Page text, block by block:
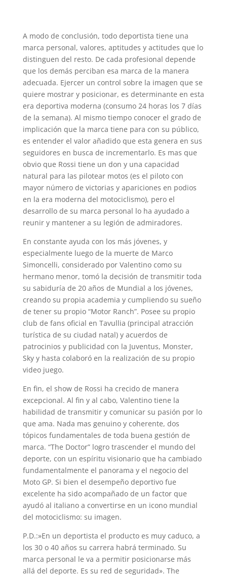
A modo de conclusión, todo deportista tiene una
marca personal, valores, aptitudes y actitudes que lo
distinguen del resto. De cada profesional depende
que los demás perciban esa marca de la manera
adecuada. Ejercer un control sobre la imagen que se
quiere mostrar y posicionar, es determinante en esta
era deportiva moderna (consumo 24 horas los 7 días
de la semana). Al mismo tiempo conocer el grado de
implicación que la marca tiene para con su público,
es entender el valor añadido que esta genera en sus
seguidores en busca de incrementarlo. Es mas que
obvio que Rossi tiene un don y una capacidad
natural para las pilotear motos (es el piloto con
mayor número de victorias y apariciones en podios
en la era moderna del motociclismo), pero el
desarrollo de su marca personal lo ha ayudado a
reunir y mantener a su legión de admiradores.
En constante ayuda con los más jóvenes, y
especialmente luego de la muerte de Marco
Simoncelli, considerado por Valentino como su
hermano menor, tomó la decisión de transmitir toda
su sabiduría de 20 años de Mundial a los jóvenes,
creando su propia academia y cumpliendo su sueño
de tener su propio “Motor Ranch”. Posee su propio
club de fans oficial en Tavullia (principal atracción
turística de su ciudad natal) y acuerdos de
patrocinios y publicidad con la Juventus, Monster,
Sky y hasta colaboró en la realización de su propio
video juego.
En fin, el show de Rossi ha crecido de manera
excepcional. Al fin y al cabo, Valentino tiene la
habilidad de transmitir y comunicar su pasión por lo
que ama. Nada mas genuino y coherente, dos
tópicos fundamentales de toda buena gestión de
marca. “The Doctor” logro trascender el mundo del
deporte, con un espíritu visionario que ha cambiado
fundamentalmente el panorama y el negocio del
Moto GP. Si bien el desempeño deportivo fue
excelente ha sido acompañado de un factor que
ayudó al italiano a convertirse en un icono mundial
del motociclismo: su imagen.
P.D.:»En un deportista el producto es muy caduco, a
los 30 o 40 años su carrera habrá terminado. Su
marca personal le va a permitir posicionarse más
allá del deporte. Es su red de seguridad». The